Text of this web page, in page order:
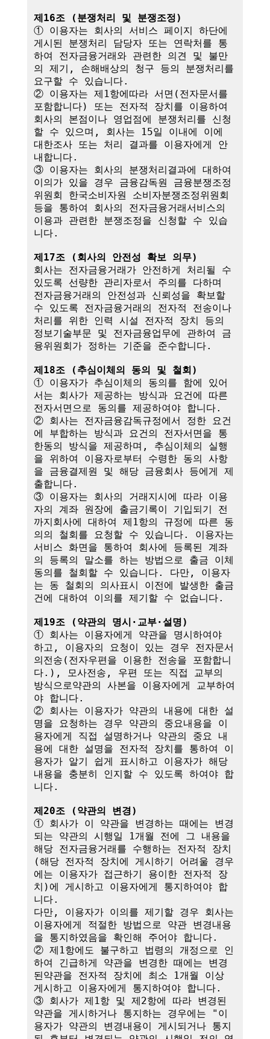
제16조 (분쟁처리 및 분쟁조정)
① 이용자는 회사의 서비스 페이지 하단에
게시된 분쟁처리 담당자 또는 연락처를 통
하여 전자금융거래와 관련한 의견 및 불만
의 제기, 손해배상의 청구 등의 분쟁처리를
요구할 수 있습니다.
② 이용자는 제1항에따라 서면(전자문서를
포함합니다) 또는 전자적 장치를 이용하여
회사의 본점이나 영업점에 분쟁처리를 신청
할 수 있으며, 회사는 15일 이내에 이에
대한조사 또는 처리 결과를 이용자에게 안
내합니다.
③ 이용자는 회사의 분쟁처리결과에 대하여
이의가 있을 경우 금융감독원 금융분쟁조정
위원회 한국소비자원 소비자분쟁조정위원회
등을 통하여 회사의 전자금융거래서비스의
이용과 관련한 분쟁조정을 신청할 수 있습
니다.
제17조 (회사의 안전성 확보 의무)
회사는 전자금융거래가 안전하게 처리될 수
있도록 선량한 관리자로서 주의를 다하며
전자금융거래의 안전성과 신뢰성을 확보할
수 있도록 전자금융거래의 전자적 전송이나
처리를 위한 인력 시설 전자적 장치 등의
정보기술부문 및 전자금융업무에 관하여 금
융위원회가 정하는 기준을 준수합니다.
제18조 (추심이체의 동의 및 철회)
① 이용자가 추심이체의 동의를 함에 있어
서는 회사가 제공하는 방식과 요건에 따른
전자서면으로 동의를 제공하여야 합니다.
② 회사는 전자금융감독규정에서 정한 요건
에 부합하는 방식과 요건의 전자서면을 통
한동의 방식을 제공하며, 추심이체의 실행
을 위하여 이용자로부터 수령한 동의 사항
을 금융결제원 및 해당 금융회사 등에게 제
출합니다.
③ 이용자는 회사의 거래지시에 따라 이용
자의 계좌 원장에 출금기록이 기입되기 전
까지회사에 대하여 제1항의 규정에 따른 동
의의 철회를 요청할 수 있습니다. 이용자는
서비스 화면을 통하여 회사에 등록된 계좌
의 등록의 말소를 하는 방법으로 출금 이체
동의를 철회할 수 있습니다. 다만, 이용자
는 동 철회의 의사표시 이전에 발생한 출금
건에 대하여 이의를 제기할 수 없습니다.
제19조 (약관의 명시·교부·설명)
① 회사는 이용자에게 약관을 명시하여야
하고, 이용자의 요청이 있는 경우 전자문서
의전송(전자우편을 이용한 전송을 포함합니
다.), 모사전송, 우편 또는 직접 교부의
방식으로약관의 사본을 이용자에게 교부하여
야 합니다.
② 회사는 이용자가 약관의 내용에 대한 설
명을 요청하는 경우 약관의 중요내용을 이
용자에게 직접 설명하거나 약관의 중요 내
용에 대한 설명을 전자적 장치를 통하여 이
용자가 알기 쉽게 표시하고 이용자가 해당
내용을 충분히 인지할 수 있도록 하여야 합
니다.
제20조 (약관의 변경)
① 회사가 이 약관을 변경하는 때에는 변경
되는 약관의 시행일 1개월 전에 그 내용을
해당 전자금융거래를 수행하는 전자적 장치
(해당 전자적 장치에 게시하기 어려울 경우
에는 이용자가 접근하기 용이한 전자적 장
치)에 게시하고 이용자에게 통지하여야 합
니다.
다만, 이용자가 이의를 제기할 경우 회사는
이용자에게 적절한 방법으로 약관 변경내용
을 통지하였음을 확인해 주어야 합니다.
② 제1항에도 불구하고 법령의 개정으로 인
하여 긴급하게 약관을 변경한 때에는 변경
된약관을 전자적 장치에 최소 1개월 이상
게시하고 이용자에게 통지하여야 합니다.
③ 회사가 제1항 및 제2항에 따라 변경된
약관을 게시하거나 통지하는 경우에는 "이
용자가 약관의 변경내용이 게시되거나 통지